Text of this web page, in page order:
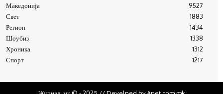
Македонија
9527
Свет
1883
Регион
1434
Шоубиз
1338
Хроника
1312
Спорт
1217